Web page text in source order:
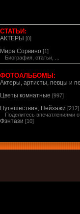
СТАТЬИ:
АКТЕРЫ [0]
Мира Сорвино [1]
Биография, статьи, ...
ФОТОАЛЬБОМЫ:
Актеры, артисты, певцы и
Цветы комнатные [997]
Путешествия, Пейзажи [212]
Поделитесь впечатлениями
Фэнтази [10]